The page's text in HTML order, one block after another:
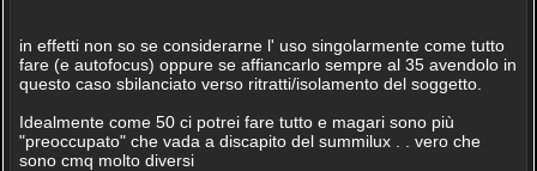
in effetti non so se considerarne l' uso singolarmente come tutto
fare (e autofocus) oppure se affiancarlo sempre al 35 avendolo in
questo caso sbilanciato verso ritratti/isolamento del soggetto.
Idealmente come 50 ci potrei fare tutto e magari sono più
"preoccupato" che vada a discapito del summilux . . vero che
sono cmq molto diversi